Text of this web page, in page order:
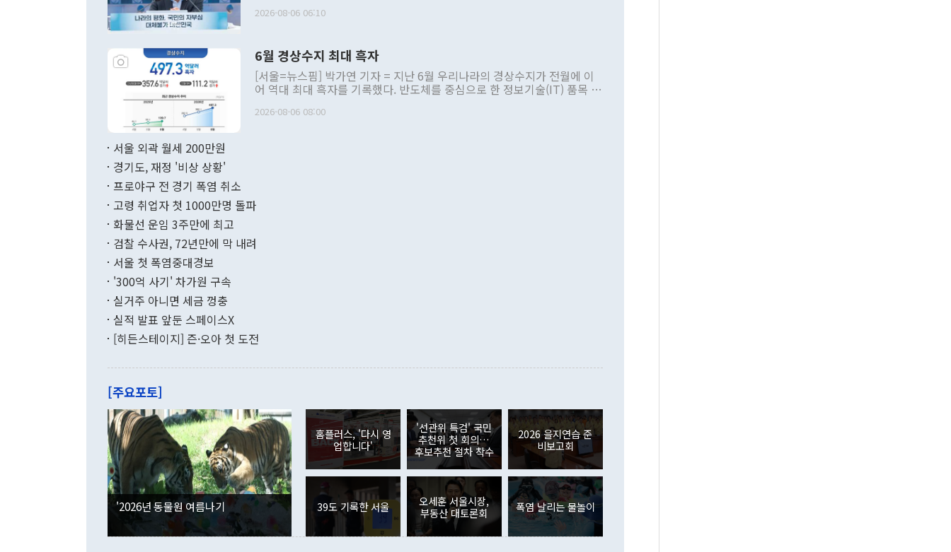
발언 중에는 정부 내 조율을 거치지 않은 사안을 정책으로 추진하겠다고 공
주의적 희망에 근거한 비현실적 구상'이라는 비판을 내놨다. 그동안 정 장
관의 대북 정책 관련 발언이 물의를 빚은 적은 여러 번 있지만 대통령과 유
관 부처 장관이 공개적으로 부정적 입장을 표명한 것은 이례적이다. 정 장
관의 무리한 대북 접근법과 월권을 제어해야 한다는 목소리도 높아지고 있
다. [정동영 통일부 장관이 지난달 23일 오후 서울 종로구 정부서울청사에
무너졌다고도 했다. 또 "현 시점에서 흘러간 선(先)비핵화만 되뇌는 것은
함께 4자 대화의 동력을 확보하기 위해 최선을 다할 것"이라고 말했다. 하
"우리의 선의대로 하는 게 과연 한반도의 평화와 안정에 플러스냐, 결론적
관은 업무보고 사후 브리핑에서 정 장관이 언급한 '4자 회담'에 대해 "이상
이 9월 러시아 블라디보스토크에서 열리는 '동방경제포럼(EEF)'을 언급하
며 "정부 차원에서 (참석을) 검토하고 있다"고 발언한 데 대해서도 조 장관
은 "그것은 외교부의 몫"이라며 "아직 거기까지 진도가 나가지 않았다"고
잘랐다. 정 장관이 이날 소개한 대북 구상과 설명은 정부 내 조율을 거치지
않았다는 점에서 문제가 있다. 특히 주적 표현 대체와 국호 사용, 9·19 군
사합의 복원, 4자회담 추진 등은 통일부 장관이 결정할 사안이 아니어서 월
권이라는 지적이 나오고 있다. 이 대통령은 정 장관의 업무보고를 듣고 난
뒤 "여기 업무보고에 발표했다고 승인난 건 아니다"라고 재차 확인했다. 정
부의 한 소식통은 "정 장관의 발언 내용은 대부분 국가안전보장회의(NSC)
를 거쳐 결정된 사안이 아닌 정 장관의 개인적 생각에 가깝다"며 "안보 관
련 부처 장관이 정부의 공식 정책이 아닌 사안을 추진하겠다고 업무보고를
2026-08-06 06:10
6월 경상수지 최대 흑자
[서울=뉴스핌] 박가연 기자 = 지난 6월 우리나라의 경상수지가 전월에 이
어 역대 최대 흑자를 기록했다. 반도체를 중심으로 한 정보기술(IT) 품목 수
료=한국은행] 한국은행이 6일 발표한 '2026년 6월 국제수지(잠정)'에 따르
며 월간 기준 처음으로 1000억달러를 넘어섰다. 상품수입은 644억8000만
196.9% 급증했고 컴퓨터·주변기기(SSD)는 282.7% 증가했다. IT 품목
수출은 160.4% 늘었으며 비IT 품목도 ▲석유제품(47.5%) ▲화공품
기록했지만 지식재산권사용료수지는 전월 흑자에서 4억4000만달러 적자
로 전환됐다. 본원소득수지는 배당소득을 중심으로 32억7000만달러 흑자
는 배당수입이 늘어난 데다 전월 분기배당에 따른 기저효과로 배당지급이
였던 올해 3월(369억9000만달러)을 넘어선 것이다. 직접투자에서는 내국
인의 해외투자가 80억1000만달러, 외국인의 국내투자가 46억3000만달러
각각 증가했다. 증권투자에서는 외국인의 국내 주식 매도세가 이어졌다. 외
국인의 국내 주식 투자는 차익실현 매도 등의 영향으로 316억1000만달러
감소하며 전월(-310억5000만달러)에 이어 역대 최대 순매도 기록을 다시
경신했다. 외국인의 국내 채권투자는 세계국채지수(WGBI) 자금 유입에도
분기 말 만기도래 영향으로 증가 폭이 줄어든 52억9000만달러를 기록했
다. 내국인의 해외 증권투자는 주식을 중심으로 35억6000만달러 증가했
다. eoyn2@newspim.com
2026-08-06 08:00
서울 외곽 월세 200만원
경기도, 재정 '비상 상황'
프로야구 전 경기 폭염 취소
고령 취업자 첫 1000만명 돌파
화물선 운임 3주만에 최고
검찰 수사권, 72년만에 막 내려
서울 첫 폭염중대경보
'300억 사기' 차가원 구속
실거주 아니면 세금 껑충
실적 발표 앞둔 스페이스X
[히든스테이지] 즌·오아 첫 도전
[주요포토]
'2026년 동물원 여름나기
홈플러스, '다시 영
업합니다'
'선관위 특검' 국민
추천위 첫 회의…
후보추천 절차 착수
2026 을지연습 준
비보고회
39도 기록한 서울
오세훈 서울시장,
부동산 대토론회
폭염 날리는 물놀이